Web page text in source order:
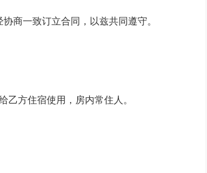
商一致订立合同，以兹共同遵守。
乙方住宿使用，房内常住人。